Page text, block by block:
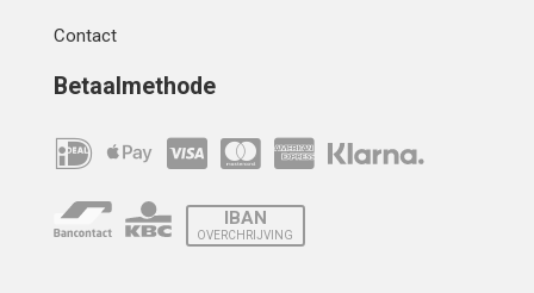
Contact
Betaalmethode
IBAN
OVERCHRIJVING